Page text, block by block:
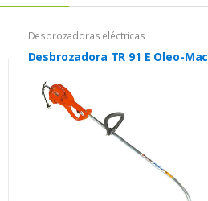
Desbrozadoras eléctricas
Desbrozadora TR 91 E Oleo-Mac